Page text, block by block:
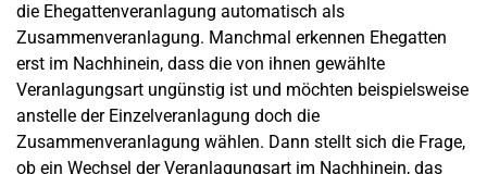
die Ehegattenveranlagung automatisch als
Zusammenveranlagung. Manchmal erkennen Ehegatten
erst im Nachhinein, dass die von ihnen gewählte
Veranlagungsart ungünstig ist und möchten beispielsweise
anstelle der Einzelveranlagung doch die
Zusammenveranlagung wählen. Dann stellt sich die Frage,
ob ein Wechsel der Veranlagungsart im Nachhinein, das